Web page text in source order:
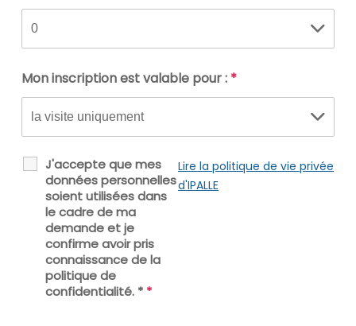
Mon inscription est valable pour : *
J'accepte que mes
données personnelles
soient utilisées dans
le cadre de ma
demande et je
confirme avoir pris
connaissance de la
politique de
confidentialité. * *
Lire la politique de vie privée
d'IPALLE